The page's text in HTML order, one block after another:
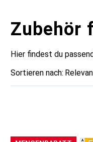
Zubehör
Hier findest du
Sortieren nach: